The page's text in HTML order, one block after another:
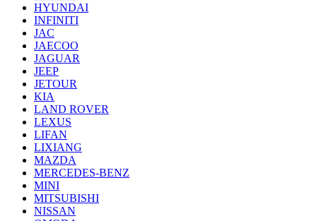
HYUNDAI
INFINITI
JAC
JAECOO
JAGUAR
JEEP
JETOUR
KIA
LAND ROVER
LEXUS
LIFAN
LIXIANG
MAZDA
MERCEDES-BENZ
MINI
MITSUBISHI
NISSAN